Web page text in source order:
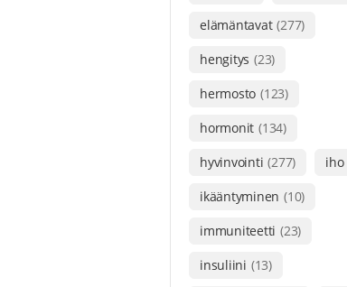
elämäntavat (277)
hengitys (23)
hermosto (123)
hormonit (134)
hyvinvointi (277) iho
ikääntyminen (10)
immuniteetti (23)
insuliini (13)